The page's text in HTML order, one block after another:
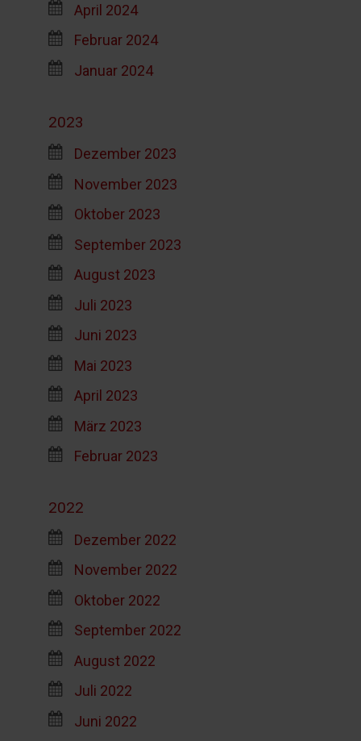
April 2024
Februar 2024
Januar 2024
2023
Dezember 2023
November 2023
Oktober 2023
September 2023
August 2023
Juli 2023
Juni 2023
Mai 2023
April 2023
März 2023
Februar 2023
2022
Dezember 2022
November 2022
Oktober 2022
September 2022
August 2022
Juli 2022
Juni 2022